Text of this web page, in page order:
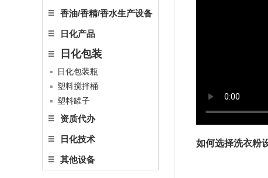
香油/香精/香水生产设备
日化产品
日化包装
日化包装瓶
塑料搅拌桶
塑料罐子
资质代办
日化技术
其他设备
如何选择洗衣粉